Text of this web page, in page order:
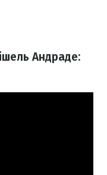
Андраде: